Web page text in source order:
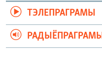
ТЭЛЕПРАГРАМЫ
РАДЫЁПРАГРАМЫ